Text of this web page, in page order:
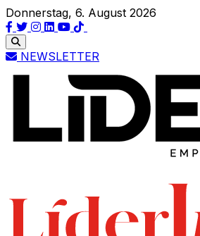
Donnerstag, 6. August 2026
NEWSLETTER